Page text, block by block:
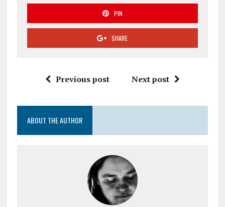
PIN
SHARE
Previous post Next post
ABOUT THE AUTHOR